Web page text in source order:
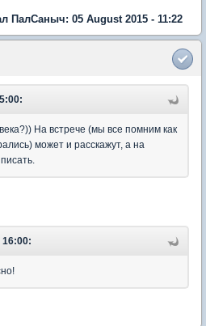
ПалСаныч: 05 August 2015 - 11:22
На встрече (мы все помним как
может и расскажут, а на
16:00: